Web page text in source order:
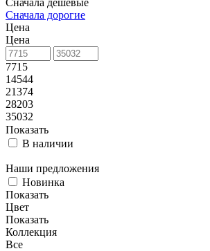
Сначала дешевые
Сначала дорогие
Цена
Цена
7715
14544
21374
28203
35032
Показать
В наличии
Наши предложения
Новинка
Показать
Цвет
Показать
Коллекция
Все